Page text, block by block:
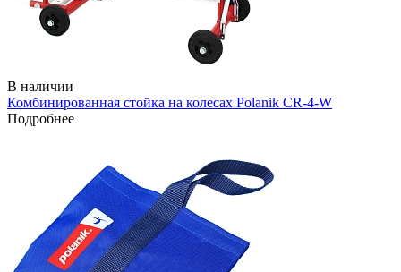
В наличии
Комбинированная стойка на колесах Polanik CR-4-W
Подробнее